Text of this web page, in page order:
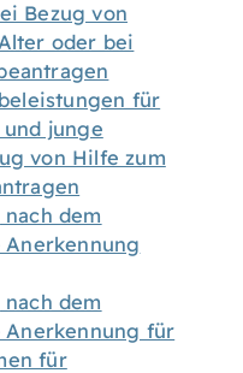
Bezug von
oder bei
für
junge
von Hilfe zum
dem
dem
Anerkennung für
für